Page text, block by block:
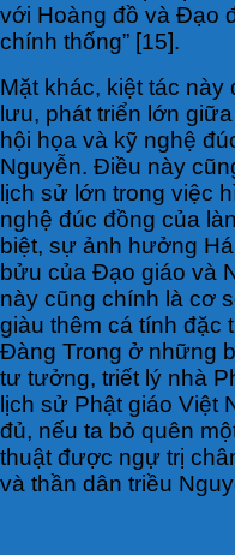
với Hoàng đồ và Đạo
chính thống” [15].
Mặt khác, kiệt tác
lưu, phát triển lớn
hội họa và kỹ nghệ
Nguyễn. Điều này
lịch sử lớn trong việc
nghệ đúc đồng của
biệt, sự ảnh hưởng
bửu của Đạo giáo và
này cũng chính là cơ
giàu thêm cá tính đặc
Đàng Trong ở những
tư tưởng, triết lý nhà
lịch sử Phật giáo Việt
đủ, nếu ta bỏ quên
thuật được ngự trị
và thần dân triều